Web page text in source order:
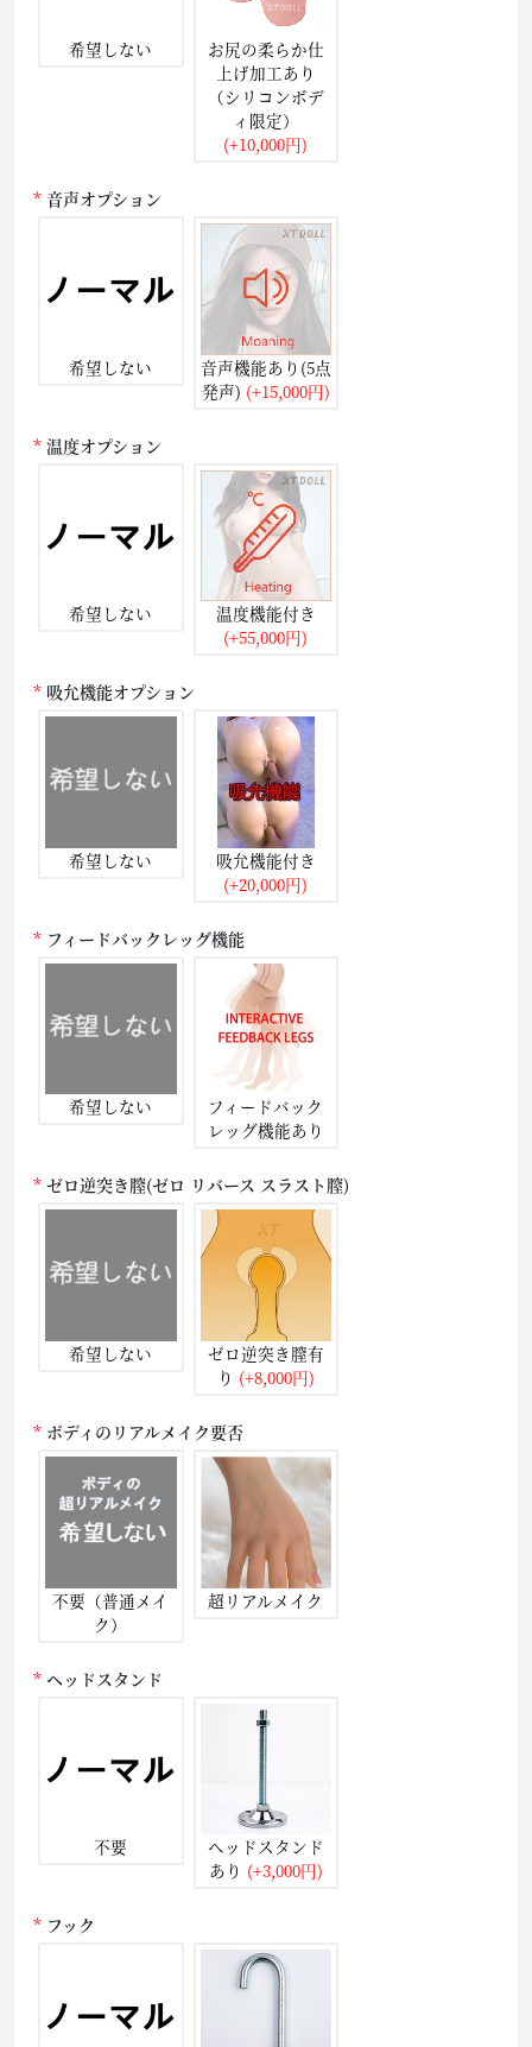
希望しない
お尻の柔らか仕
上げ加工あり
（シリコンボデ
ィ限定）
(+10,000円)
音声オプション
希望しない
音声機能あり(5点
発声) (+15,000円)
温度オプション
希望しない
温度機能付き
(+55,000円)
吸允機能オプション
希望しない
吸允機能付き
(+20,000円)
フィードバックレッグ機能
希望しない
フィードバック
レッグ機能あり
ゼロ逆突き膣(ゼロ リバース スラスト膣)
希望しない
ゼロ逆突き膣有
り (+8,000円)
ボディのリアルメイク要否
不要（普通メイ
ク）
超リアルメイク
ヘッドスタンド
不要
ヘッドスタンド
あり (+3,000円)
フック